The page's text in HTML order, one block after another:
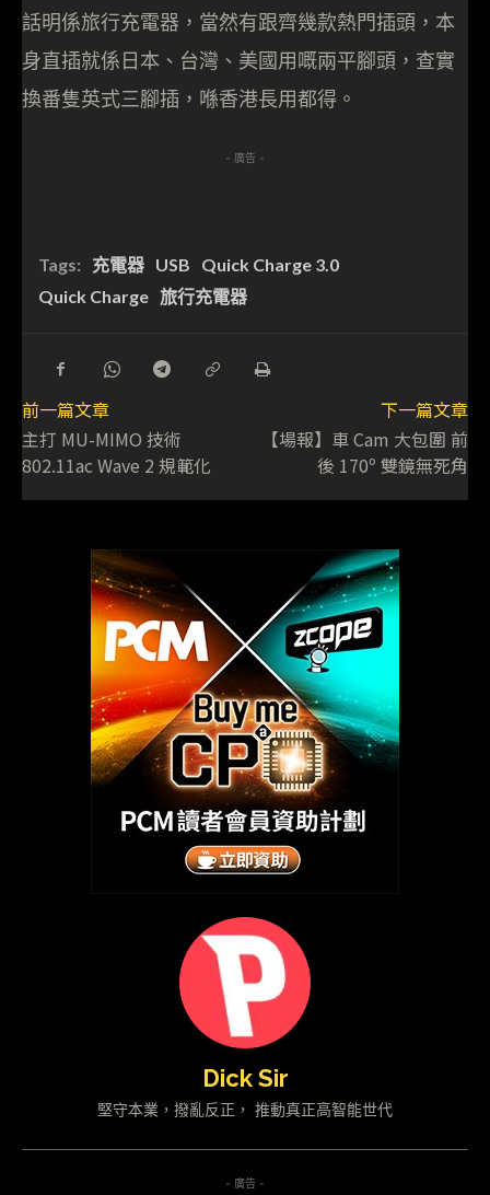
話明係旅行充電器，當然有跟齊幾款熱門插頭，本
身直插就係日本、台灣、美國用嘅兩平腳頭，查實
換番隻英式三腳插，喺香港長用都得。
- 廣告 -
Tags: 充電器 USB
Quick Charge 3.0
Quick Charge 旅行充電器
前一篇文章
主打 MU-MIMO 技術
802.11ac Wave 2 規範化
下一篇文章
【場報】車 Cam 大包圍 前
後 170º 雙鏡無死角
Dick Sir
堅守本業，撥亂反正， 推動真正高智能世代
- 廣告 -